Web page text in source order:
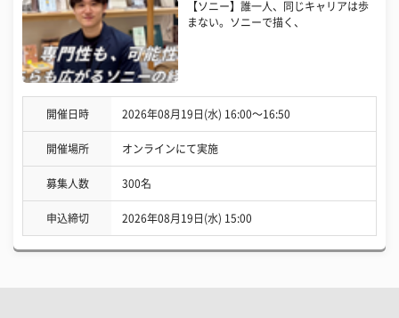
【ソニー】誰一人、同じキャリアは歩
まない。ソニーで描く、
開催日時 2026年08月19日(水) 16:00〜16:50
開催場所 オンラインにて実施
募集人数 300名
申込締切 2026年08月19日(水) 15:00